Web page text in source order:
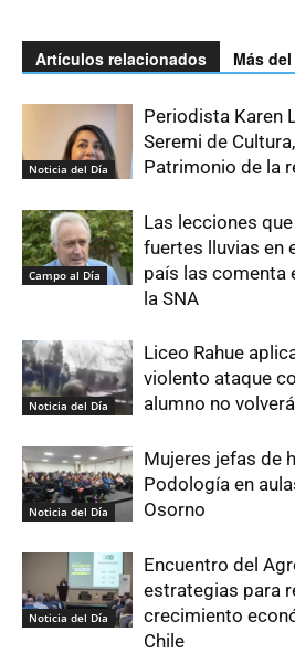
Artículos relacionados Más
Noticia del Día
Periodista Karen
Seremi de
Patrimonio de la
Campo al Día
Las lecciones
fuertes lluvias en
país las comenta
la SNA
Noticia del Día
Liceo Rahue
violento ataque
alumno no
Noticia del Día
Mujeres jefas de
Podología en
Osorno
Noticia del Día
Encuentro del
estrategias para
crecimiento
Chile